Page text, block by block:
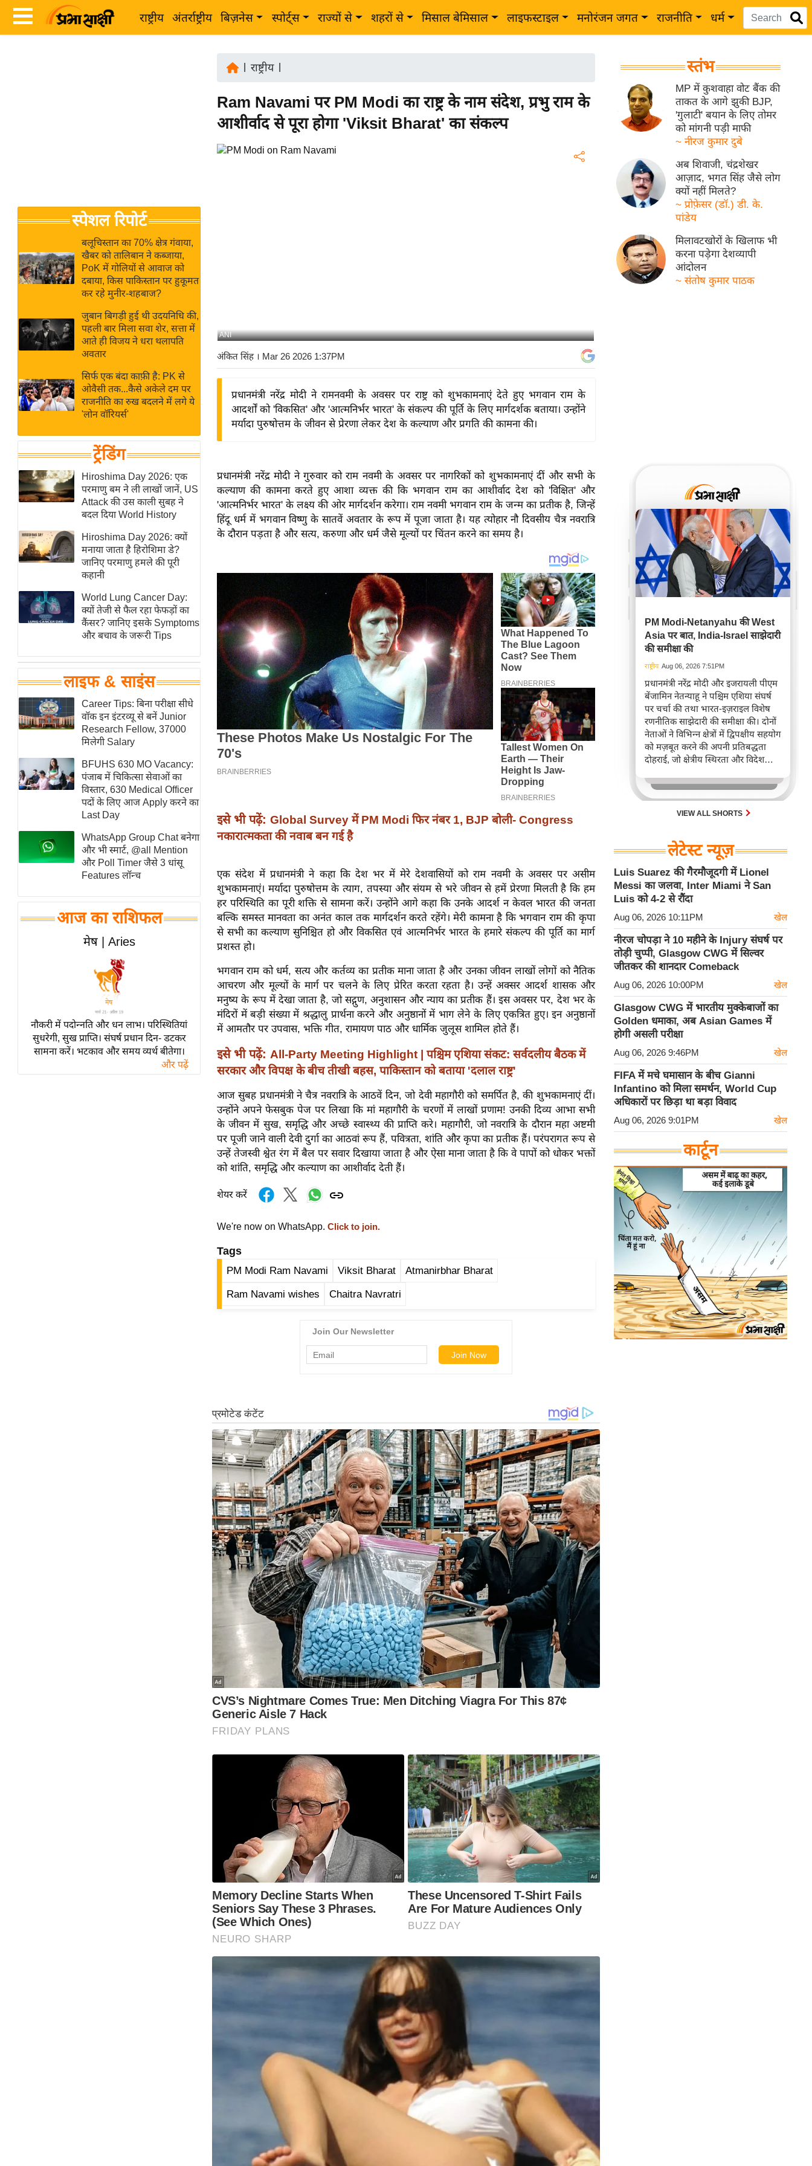
राष्ट्रीय अंतर्राष्ट्रीय बिज़नेस स्पोर्ट्स राज्यों से शहरों से मिसाल बेमिसाल लाइफस्टाइल मनोरंजन जगत राजनीति धर्म
Breaking
News in
Hindi
Hindi
Videos
जगत
राय
बजट
IPL
2026
ई-पेपर
मिसाल बेमिसाल
शख्सियत
यंग इंडिया
साहित्य जगत
ऑटो वर्ल्ड
न्यूज ब्रीफ
मनोरंजन जगत
बॉलीवुड
हॉलीवुड
फिल्म समीक्षा
News
लाइफस्टाइल
टेक्नॉलॉजी
ब्यूटी/फैशन
घरेलू नुस्खे
पर्यटन स्थल
फिटनेस मंत्रा
रिलेशनशिप
विश्लेषण
समसामयिक
मातृभूमि
स्तंभ
एम.
आर.
चाय पर
समीक्षा
व्रत
त्योहार
राशिफल
विशेष
स्पेशल रिपोर्ट
बलूचिस्तान का 70% क्षेत्र गंवाया,
खैबर को तालिबान ने कब्जाया,
PoK में गोलियों से आवाज को
दबाया, किस पाकिस्तान पर हुकूमत
कर रहे मुनीर-शहबाज?
जुबान बिगड़ी हुई थी उदयनिधि की,
पहली बार मिला सवा शेर, सत्ता में
आते ही विजय ने धरा थलापति
अवतार
सिर्फ एक बंदा काफ़ी है: PK से
ओवैसी तक...कैसे अकेले दम पर
राजनीति का रुख बदलने में लगे ये
'लोन वॉरियर्स'
ट्रेंडिंग
Hiroshima Day 2026: एक
परमाणु बम ने ली लाखों जानें, US
Attack की उस काली सुबह ने
बदल दिया World History
Hiroshima Day 2026: क्यों
मनाया जाता है हिरोशिमा डे?
जानिए परमाणु हमले की पूरी
कहानी
World Lung Cancer Day:
क्यों तेजी से फैल रहा फेफड़ों का
कैंसर? जानिए इसके Symptoms
और बचाव के जरूरी Tips
लाइफ & साइंस
Career Tips: बिना परीक्षा सीधे
वॉक इन इंटरव्यू से बनें Junior
Research Fellow, 37000
मिलेगी Salary
BFUHS 630 MO Vacancy:
पंजाब में चिकित्सा सेवाओं का
विस्तार, 630 Medical Officer
पदों के लिए आज Apply करने का
Last Day
WhatsApp Group Chat बनेगा
और भी स्मार्ट, @all Mention
और Poll Timer जैसे 3 धांसू
Features लॉन्च
आज का राशिफल
मेष | Aries
नौकरी में पदोन्नति और धन लाभ। परिस्थितियां
सुधरेगी, सुख प्राप्ति। संघर्ष प्रधान दिन- डटकर
सामना करें। भटकाव और समय व्यर्थ बीतेगा।
और पढ़ें
राष्ट्रीय|
Ram Navami पर PM Modi का राष्ट्र के नाम संदेश, प्रभु राम के
आशीर्वाद से पूरा होगा 'Viksit Bharat' का संकल्प
ANI
अंकित सिंह। Mar 26 2026 1:37PM
प्रधानमंत्री नरेंद्र मोदी ने रामनवमी के अवसर पर राष्ट्र को शुभकामनाएं देते हुए भगवान राम के
आदर्शों को 'विकसित' और 'आत्मनिर्भर भारत' के संकल्प की पूर्ति के लिए मार्गदर्शक बताया। उन्होंने
मर्यादा पुरुषोत्तम के जीवन से प्रेरणा लेकर देश के कल्याण और प्रगति की कामना की।
प्रधानमंत्री नरेंद्र मोदी ने गुरुवार को राम नवमी के अवसर पर नागरिकों को शुभकामनाएं दीं और सभी के
कल्याण की कामना करते हुए आशा व्यक्त की कि भगवान राम का आशीर्वाद देश को 'विक्षित' और
'आत्मनिर्भर भारत' के लक्ष्य की ओर मार्गदर्शन करेगा। राम नवमी भगवान राम के जन्म का प्रतीक है, जिन्हें
हिंदू धर्म में भगवान विष्णु के सातवें अवतार के रूप में पूजा जाता है। यह त्योहार नौ दिवसीय चैत्र नवरात्रि
के दौरान पड़ता है और सत्य, करुणा और धर्म जैसे मूल्यों पर चिंतन करने का समय है।
इसे भी पढ़ें: Global Survey में PM Modi फिर नंबर 1, BJP बोली- Congress
नकारात्मकता की नवाब बन गई है
एक संदेश में प्रधानमंत्री ने कहा कि देश भर में मेरे देशवासियों को राम नवमी के अवसर पर असीम
शुभकामनाएं। मर्यादा पुरुषोत्तम के त्याग, तपस्या और संयम से भरे जीवन से हमें प्रेरणा मिलती है कि हम
हर परिस्थिति का पूरी शक्ति से सामना करें। उन्होंने आगे कहा कि उनके आदर्श न केवल भारत की जनता
बल्कि समस्त मानवता का अनंत काल तक मार्गदर्शन करते रहेंगे। मेरी कामना है कि भगवान राम की कृपा
से सभी का कल्याण सुनिश्चित हो और विकसित एवं आत्मनिर्भर भारत के हमारे संकल्प की पूर्ति का मार्ग
प्रशस्त हो।
भगवान राम को धर्म, सत्य और कर्तव्य का प्रतीक माना जाता है और उनका जीवन लाखों लोगों को नैतिक
आचरण और मूल्यों के मार्ग पर चलने के लिए प्रेरित करता रहता है। उन्हें अक्सर आदर्श शासक और
मनुष्य के रूप में देखा जाता है, जो सद्गुण, अनुशासन और न्याय का प्रतीक हैं। इस अवसर पर, देश भर के
मंदिरों में बड़ी संख्या में श्रद्धालु प्रार्थना करने और अनुष्ठानों में भाग लेने के लिए एकत्रित हुए। इन अनुष्ठानों
में आमतौर पर उपवास, भक्ति गीत, रामायण पाठ और धार्मिक जुलूस शामिल होते हैं।
इसे भी पढ़ें: All-Party Meeting Highlight | पश्चिम एशिया संकट: सर्वदलीय बैठक में
सरकार और विपक्ष के बीच तीखी बहस, पाकिस्तान को बताया 'दलाल राष्ट्र'
आज सुबह प्रधानमंत्री ने चैत्र नवरात्रि के आठवें दिन, जो देवी महागौरी को समर्पित है, की शुभकामनाएं दीं।
उन्होंने अपने फेसबुक पेज पर लिखा कि मां महागौरी के चरणों में लाखों प्रणाम! उनकी दिव्य आभा सभी
के जीवन में सुख, समृद्धि और अच्छे स्वास्थ्य की प्राप्ति करे। महागौरी, जो नवरात्रि के दौरान महा अष्टमी
पर पूजी जाने वाली देवी दुर्गा का आठवां रूप हैं, पवित्रता, शांति और कृपा का प्रतीक हैं। परंपरागत रूप से
उन्हें तेजस्वी श्वेत रंग में बैल पर सवार दिखाया जाता है और ऐसा माना जाता है कि वे पापों को धोकर भक्तों
को शांति, समृद्धि और कल्याण का आशीर्वाद देती हैं।
शेयर करें
We're now on WhatsApp. Click to join.
Tags
PM Modi Ram Navami Viksit Bharat Atmanirbhar Bharat
Ram Navami wishes Chaitra Navratri
स्तंभ
MP में कुशवाहा वोट बैंक की
ताकत के आगे झुकी BJP,
'गुलाटी' बयान के लिए तोमर
को मांगनी पड़ी माफी
~ नीरज कुमार दुबे
अब शिवाजी, चंद्रशेखर
आज़ाद, भगत सिंह जैसे लोग
क्यों नहीं मिलते?
~ प्रोफ़ेसर (डॉ.) डी. के.
पांडेय
मिलावटखोरों के खिलाफ भी
करना पड़ेगा देशव्यापी
आंदोलन
~ संतोष कुमार पाठक
PM Modi-Netanyahu की West
Asia पर बात, India-Israel साझेदारी
की समीक्षा की
राष्ट्रीय Aug 06, 2026 7:51PM
प्रधानमंत्री नरेंद्र मोदी और इजरायली पीएम
बेंजामिन नेतन्याहू ने पश्चिम एशिया संघर्ष
पर चर्चा की तथा भारत-इज़राइल विशेष
रणनीतिक साझेदारी की समीक्षा की। दोनों
नेताओं ने विभिन्न क्षेत्रों में द्विपक्षीय सहयोग
को मज़बूत करने की अपनी प्रतिबद्धता
दोहराई, जो क्षेत्रीय स्थिरता और विदेश
करता है।
VIEW ALL SHORTS
लेटेस्ट न्यूज़
Luis Suarez की गैरमौजूदगी में Lionel
Messi का जलवा, Inter Miami ने San
Luis को 4-2 से रौंदा
Aug 06, 2026 10:11PM खेल
नीरज चोपड़ा ने 10 महीने के Injury संघर्ष पर
तोड़ी चुप्पी, Glasgow CWG में सिल्वर
जीतकर की शानदार Comeback
Aug 06, 2026 10:00PM खेल
Glasgow CWG में भारतीय मुक्केबाजों का
Golden धमाका, अब Asian Games में
होगी असली परीक्षा
Aug 06, 2026 9:46PM खेल
FIFA में मचे घमासान के बीच Gianni
Infantino को मिला समर्थन, World Cup
अधिकारों पर छिड़ा था बड़ा विवाद
Aug 06, 2026 9:01PM खेल
कार्टून